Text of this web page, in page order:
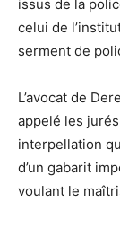
issus de la
celui de
serment de
L’avocat de
appelé les
interpellation
d’un gabarit
voulant le